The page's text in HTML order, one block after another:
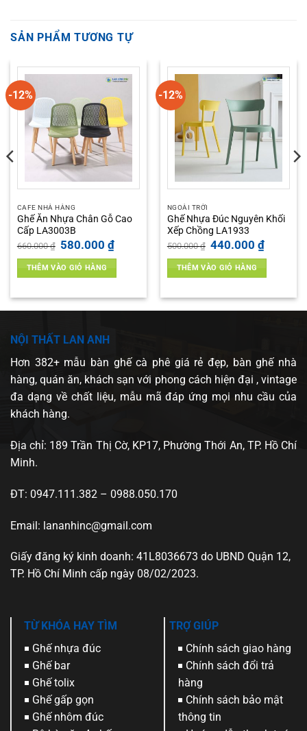
SẢN PHẨM TƯƠNG TỰ
-12%
CAFE NHÀ HÀNG
Ghế Ăn Nhựa Chân Gỗ Cao
Cấp LA3003B
660.000₫ Giá
gốc
là:
660.000 ₫.
580.000 ₫Giá
hiện
tại
580.000 ₫.
THÊM VÀO GIỎ HÀNG
-12%
NGOÀI TRỜI
Ghế Nhựa Đúc Nguyên Khối
Xếp Chồng LA1933
500.000₫ Giá
gốc
là:
500.000 ₫.
440.000 ₫Giá
hiện
tại
440.000
THÊM VÀO GIỎ HÀNG
NỘI THẤT LAN ANH
Hơn 382+ mẫu bàn ghế cà phê giá rẻ đẹp, bàn ghế nhà
hàng, quán ăn, khách sạn với phong cách hiện đại , vintage
đa dạng về chất liệu, mẫu mã đáp ứng mọi nhu cầu của
khách hàng.
Địa chỉ: 189 Trần Thị Cờ, KP17, Phường Thới An, TP. Hồ Chí
Minh.
ĐT: 0947.111.382 – 0988.050.170
Email: lananhinc@gmail.com
Giấy đăng ký kinh doanh: 41L8036673 do UBND Quận 12,
TP. Hồ Chí Minh cấp ngày 08/02/2023.
TỪ KHÓA HAY TÌM
Ghế nhựa đúc
Ghế bar
Ghế tolix
Ghế gấp gọn
Ghế nhôm đúc
TRỢ GIÚP
Chính sách giao hàng
Chính sách đổi trả
hàng
Chính sách bảo mật
thông tin